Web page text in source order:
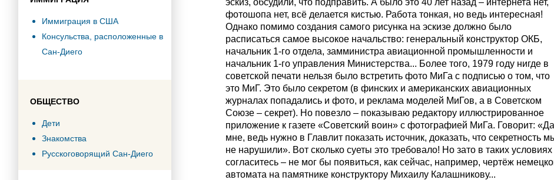
Иммиграция в США
Консульства, расположенные в
Сан-Диего
ОБЩЕСТВО
Дети
Знакомства
Русскоговорящий Сан-Диего
эскиз, обсудили, что подправить. А было это 40 лет назад – интернета нет,
фотошопа нет, всё делается кистью. Работа тонкая, но ведь интересная!
Однако помимо создания самого рисунка на эскизе должно было
расписаться самое высокое начальство: генеральный конструктор ОКБ,
начальник 1-го отдела, замминистра авиационной промышленности и
начальник 1-го управления Министерства... Более того, 1979 году нигде в
советской печати нельзя было встретить фото МиГа с подписью о том, что
это МиГ. Это было секретом (в финских и американских авиационных
журналах попадались и фото, и реклама моделей МиГов, а в Советском
Союзе – секрет). Но повезло – показываю редактору иллюстрированное
приложение к газете «Советский воин» с фотографией МиГа. Говорит:
мне, ведь нужно в Главлит показать источник, доказать, что секретность
не нарушили». Вот сколько суеты это требовало! Но зато в таких условиях
согласитесь – не мог бы появиться, как сейчас, например, чертёж
автомата на памятнике конструктору Михаилу Калашникову...